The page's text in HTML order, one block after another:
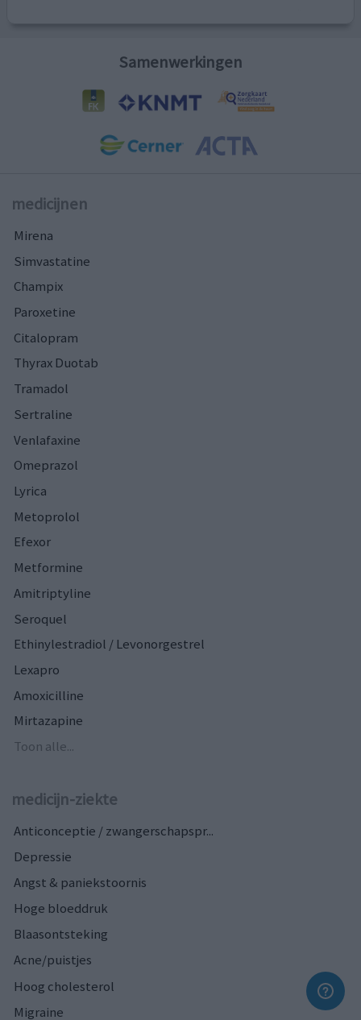
Samenwerkingen
medicijnen
Mirena
Simvastatine
Champix
Paroxetine
Citalopram
Thyrax Duotab
Tramadol
Sertraline
Venlafaxine
Omeprazol
Lyrica
Metoprolol
Efexor
Metformine
Amitriptyline
Seroquel
Ethinylestradiol / Levonorgestrel
Lexapro
Amoxicilline
Mirtazapine
Toon alle...
medicijn-ziekte
Anticonceptie / zwangerschapspr...
Depressie
Angst & paniekstoornis
Hoge bloeddruk
Blaasontsteking
Acne/puistjes
Hoog cholesterol
Migraine